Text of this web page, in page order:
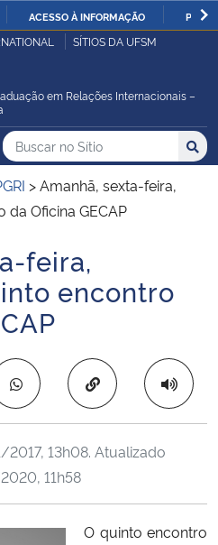
IR
O
ACESSO À INFORMAÇÃO
SÍTIOS DA UFSM
em Relações Internacionais –
do Sítio
Busca
Buscar no no Sítio
Busca:
>Amanhã, sexta-feira,
Oficina GECAP
feira,
encontro
Copiar para área
2017, 13h08. Atualizado
11h58
O quinto encontro